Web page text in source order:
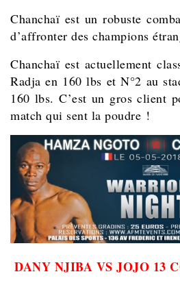
Chanchaï est un robuste
d’affronter des champions
Chanchaï est actuellement
Radja en 160 lbs et N°2 au
160 lbs. C’est un gros client
match qui sent la poudre !
DANY NJIBA VS JOJO 13